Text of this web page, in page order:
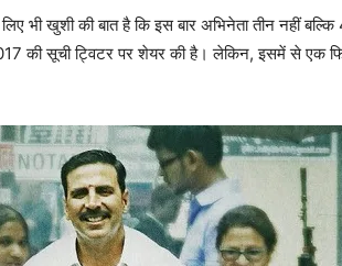
भी खुशी की बात है कि इस बार अभिनेता तीन नहीं
की सूची ट्विटर पर शेयर की है। लेकिन, इसमें से एक